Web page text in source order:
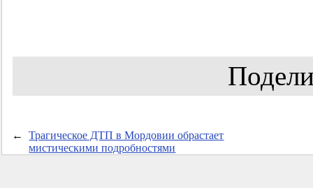
←
Трагическое ДТП в Мордовии обрастает
мистическими подробностями